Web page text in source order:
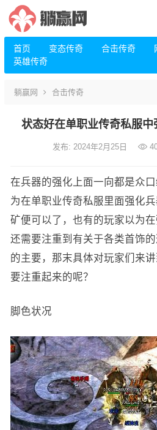
首页 变态传奇 合击传奇
英雄传奇
躺赢网 合击传奇
状态好在单职业传奇私服
发布: 2024年2月25日
在兵器的强化上面一向都是众
为在单职业传奇私服里面强化
矿便可以了，也有的玩家以为
还需要注重到有关于各类首饰
的主要，那末具体对玩家们来
要注重起来的呢？
脚色状况